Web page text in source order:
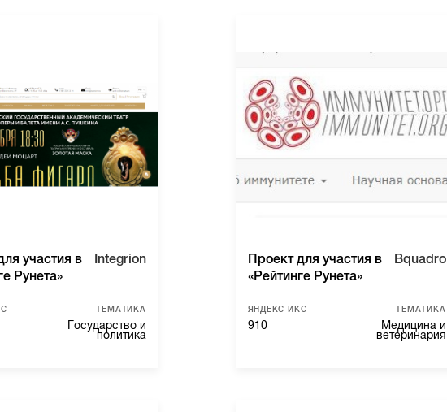
участия в
Рунета»
Integrion
ТЕМАТИКА
Государство и
политика
Проект для участия в
«Рейтинге Рунета»
Bquadro
ЯНДЕКС ИКС
910
ТЕМАТИКА
Медицина и
ветеринария